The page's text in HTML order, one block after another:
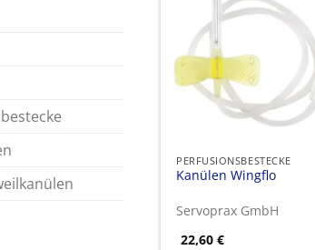
PERFUSIONSBESTECKE
Kanülen Wingflo
Servoprax GmbH
22,60€